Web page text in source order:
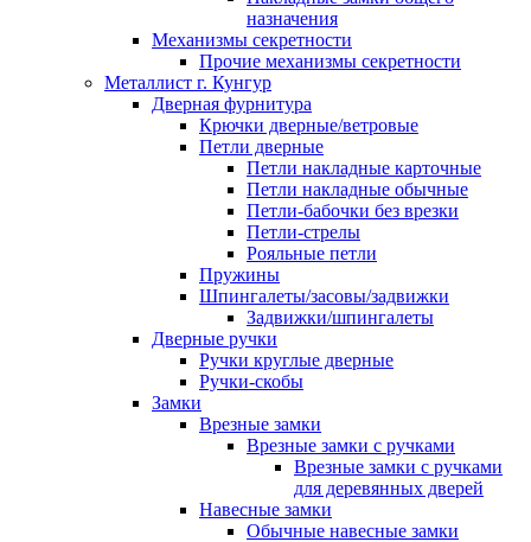
назначения
Механизмы секретности
Прочие механизмы секретности
Металлист г. Кунгур
Дверная фурнитура
Крючки дверные/ветровые
Петли дверные
Петли накладные карточные
Петли накладные обычные
Петли-бабочки без врезки
Петли-стрелы
Рояльные петли
Пружины
Шпингалеты/засовы/задвижки
Задвижки/шпингалеты
Дверные ручки
Ручки круглые дверные
Ручки-скобы
Замки
Врезные замки
Врезные замки с ручками
Врезные замки с ручками
для деревянных дверей
Навесные замки
Обычные навесные замки